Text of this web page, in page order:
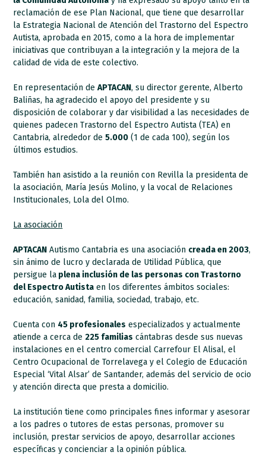
reclamación de ese Plan Nacional, que tiene que desarrollar
la Estrategia Nacional de Atención del Trastorno del Espectro
Autista, aprobada en 2015, como a la hora de implementar
iniciativas que contribuyan a la integración y la mejora de la
calidad de vida de este colectivo.
En representación deAPTACAN, su director gerente, Alberto
Baliñas, ha agradecido el apoyo del presidente y su
disposición de colaborar y dar visibilidad a las necesidades de
quienes padecen Trastorno del Espectro Autista (TEA) en
Cantabria, alrededor de5.000 (1 de cada 100), según los
últimos estudios.
También han asistido a la reunión con Revilla la presidenta de
la asociación, María Jesús Molino, y la vocal de Relaciones
Institucionales, Lola del Olmo.
La asociación
APTACAN Autismo Cantabria es una asociación creada en 2003,
sin ánimo de lucro y declarada de Utilidad Pública, que
persigue la plena inclusión de las personas con Trastorno
del Espectro Autista en los diferentes ámbitos sociales:
educación, sanidad, familia, sociedad, trabajo, etc.
Cuenta con 45 profesionales especializados y actualmente
atiende a cerca de225 familias cántabras desde sus nuevas
instalaciones en el centro comercial Carrefour El Alisal, el
Centro Ocupacional de Torrelavega y el Colegio de Educación
Especial ‘Vital Alsar’ de Santander, además del servicio de ocio
y atención directa que presta a domicilio.
La institución tiene como principales fines informar y asesorar
a los padres o tutores de estas personas, promover su
inclusión, prestar servicios de apoyo, desarrollar acciones
específicas y concienciar a la opinión pública.